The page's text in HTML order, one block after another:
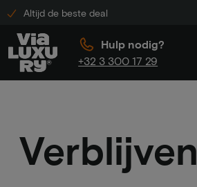
Altijd de beste deal
Hulp nodig?
+32 3 300 17 29
Verblijven